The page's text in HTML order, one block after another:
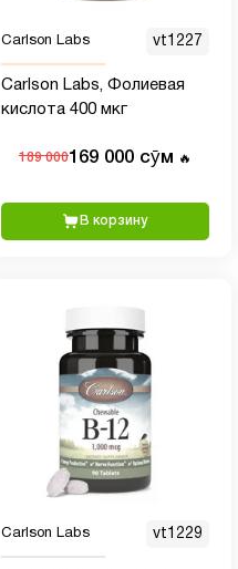
Carlson Labs vt1227
Carlson Labs, Фолиевая
кислота 400 мкг
189 000169 000 сӯм 🔥
В корзину
Carlson Labs vt1229